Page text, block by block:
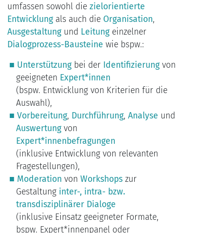
umfassen sowohl die zielorientierte
Entwicklung als auch die Organisation,
Ausgestaltung und Leitung einzelner
Dialogprozess-Bausteine wie bspw.:
Unterstützung bei der Identifizierung von
geeigneten Expert*innen
(bspw. Entwicklung von Kriterien für die
Auswahl),
Vorbereitung, Durchführung, Analyse und
Auswertung von
Expert*innenbefragungen
(inklusive Entwicklung von relevanten
Fragestellungen),
Moderation von Workshops zur
Gestaltung inter-, intra- bzw.
transdisziplinärer Dialoge
(inklusive Einsatz geeigneter Formate,
bspw. Expert*innenpanel oder